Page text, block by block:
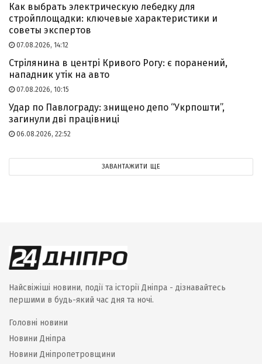
Как выбрать электрическую лебедку для
стройплощадки: ключевые характеристики и
советы экспертов
07.08.2026, 14:12
Стрілянина в центрі Кривого Рогу: є поранений,
нападник утік на авто
07.08.2026, 10:15
Удар по Павлограду: знищено депо “Укрпошти”,
загинули дві працівниці
06.08.2026, 22:52
ЗАВАНТАЖИТИ ЩЕ
Найсвіжіші новини, події та історії Дніпра - дізнавайтесь
першими в будь-який час дня та ночі.
Головні новини
Новини Дніпра
Новини Дніпропетровщини